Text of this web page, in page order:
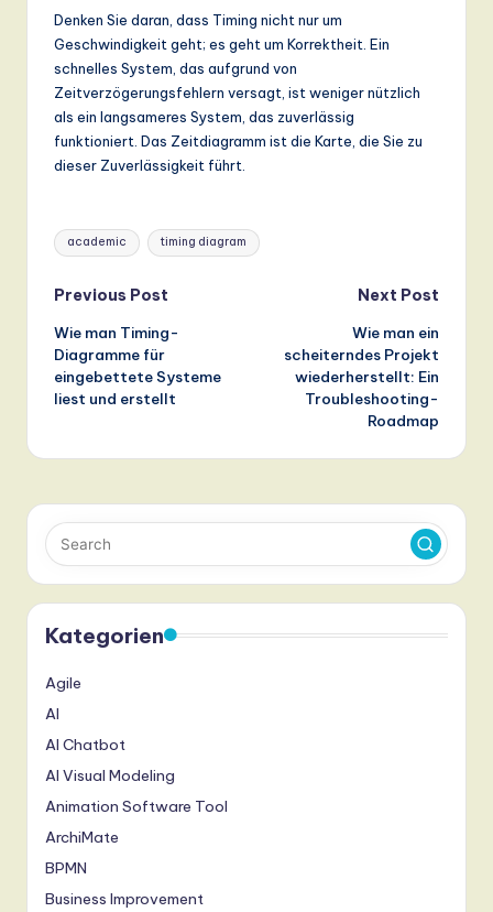
Denken Sie daran, dass Timing nicht nur um
Geschwindigkeit geht; es geht um Korrektheit. Ein
schnelles System, das aufgrund von
Zeitverzögerungsfehlern versagt, ist weniger nützlich
als ein langsameres System, das zuverlässig
funktioniert. Das Zeitdiagramm ist die Karte, die Sie zu
dieser Zuverlässigkeit führt.
Tags:
academic timing diagram
Post
navigation
Previous Post
Wie man Timing-
Diagramme für
eingebettete Systeme
liest und erstellt
Next Post
Wie man ein
scheiterndes Projekt
wiederherstellt: Ein
Troubleshooting-
Roadmap
Kategorien
Agile
AI
AI Chatbot
AI Visual Modeling
Animation Software Tool
ArchiMate
BPMN
Business Improvement